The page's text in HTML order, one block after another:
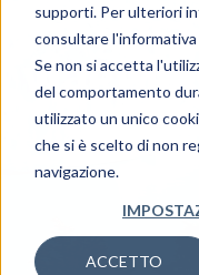
supporti. Per ulteriori
consultare l'informativa
Se non si accetta
del comportamento
utilizzato un unico
che si è scelto di non
navigazione.
ACCETTO